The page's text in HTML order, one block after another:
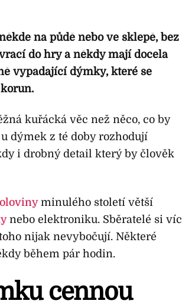
na půdě nebo ve sklepě, bez
do hry a někdy mají docela
vypadající dýmky, které se
kuřácká věc než něco, co by
dýmek z té doby rozhodují
i drobný detail který by člověk
minulého století větší
nebo elektroniku. Sběratelé si víc
nijak nevybočují. Některé
během pár hodin.
cennou